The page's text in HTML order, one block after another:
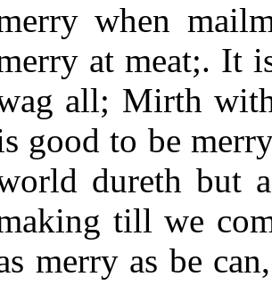
when
at meat;. It
all; Mirth
good to be
dureth but
till we
merry as be